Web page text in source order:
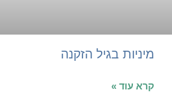
מיניות בגיל הזקנה
קרא עוד »